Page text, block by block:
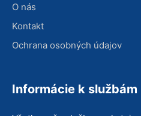
O nás
Kontakt
Ochrana osobných údajov
Informácie k službám